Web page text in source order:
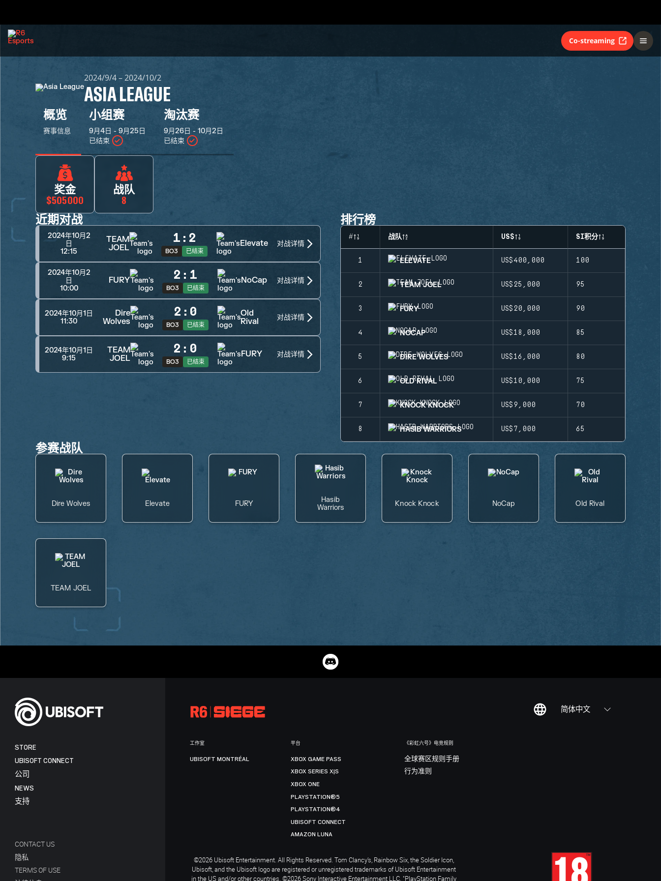
Co-streaming
2024/9/4 – 2024/10/2
ASIA LEAGUE
概览
赛事信息
小组赛
9月4日 - 9月25日
已结束
淘汰赛
9月26日 - 10月2日
已结束
奖金
$505000
战队
8
近期对战
2024年10月2
日
12:15
TEAM
JOEL
1 : 2
BO3 已结束
Elevate 对战详情
2024年10月2
日
10:00
FURY 2 : 1
BO3 已结束
NoCap 对战详情
2024年10月1日
11:30
Dire
Wolves
2 : 0
BO3 已结束
Old
Rival
对战详情
2024年10月1日
9:15
TEAM
JOEL
2 : 0
BO3 已结束
FURY 对战详情
排行榜
# 战队 US$ SI积分
1 ELEVATE US$400,000 100
2 TEAM JOEL US$25,000 95
3 FURY US$20,000 90
4 NOCAP US$18,000 85
5 DIRE WOLVES US$16,000 80
6 OLD RIVAL US$10,000 75
7 KNOCK KNOCK US$9,000 70
8 HASIB WARRIORS US$7,000 65
参赛战队
Dire Wolves Elevate FURY
Hasib
Warriors
Knock Knock NoCap Old Rival
TEAM JOEL
简体中文
STORE
UBISOFT CONNECT
公司
NEWS
支持
CONTACT US
隐私
TERMS OF USE
工作室
UBISOFT MONTRÉAL
平台
XBOX GAME PASS
XBOX SERIES X|S
XBOX ONE
PLAYSTATION®5
PLAYSTATION®4
UBISOFT CONNECT
AMAZON LUNA
《彩虹六号》电竞规则
全球赛区规则手册
行为准则
©2026 Ubisoft Entertainment. All Rights Reserved. Tom Clancy’s, Rainbow Six, the Soldier Icon,
Ubisoft, and the Ubisoft logo are registered or unregistered trademarks of Ubisoft Entertainment
in the US and/or other countries. ©2026 Sony Interactive Entertainment LLC. "PlayStation Family